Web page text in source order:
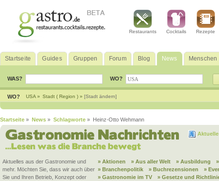
Restaurants Cocktails Rezepte
Startseite Guides Gruppen Forum Blog News Menschen
WAS? WO?
WO? USA » Stadt ( Region ) » [Stadt ändern]
Startseite » News » Schlagworte » Heinz-Otto Wehmann
Aktuelles aus der Gastronomie und
mehr. Möchten Sie, dass wir auch über
Sie und Ihren Betrieb, Konzept oder
» Aktionen » Aus aller Welt » Ausbildung
» Branchenpolitik
» Buchrezensionen
»
» Gastronomie im TV
» Gesetze und